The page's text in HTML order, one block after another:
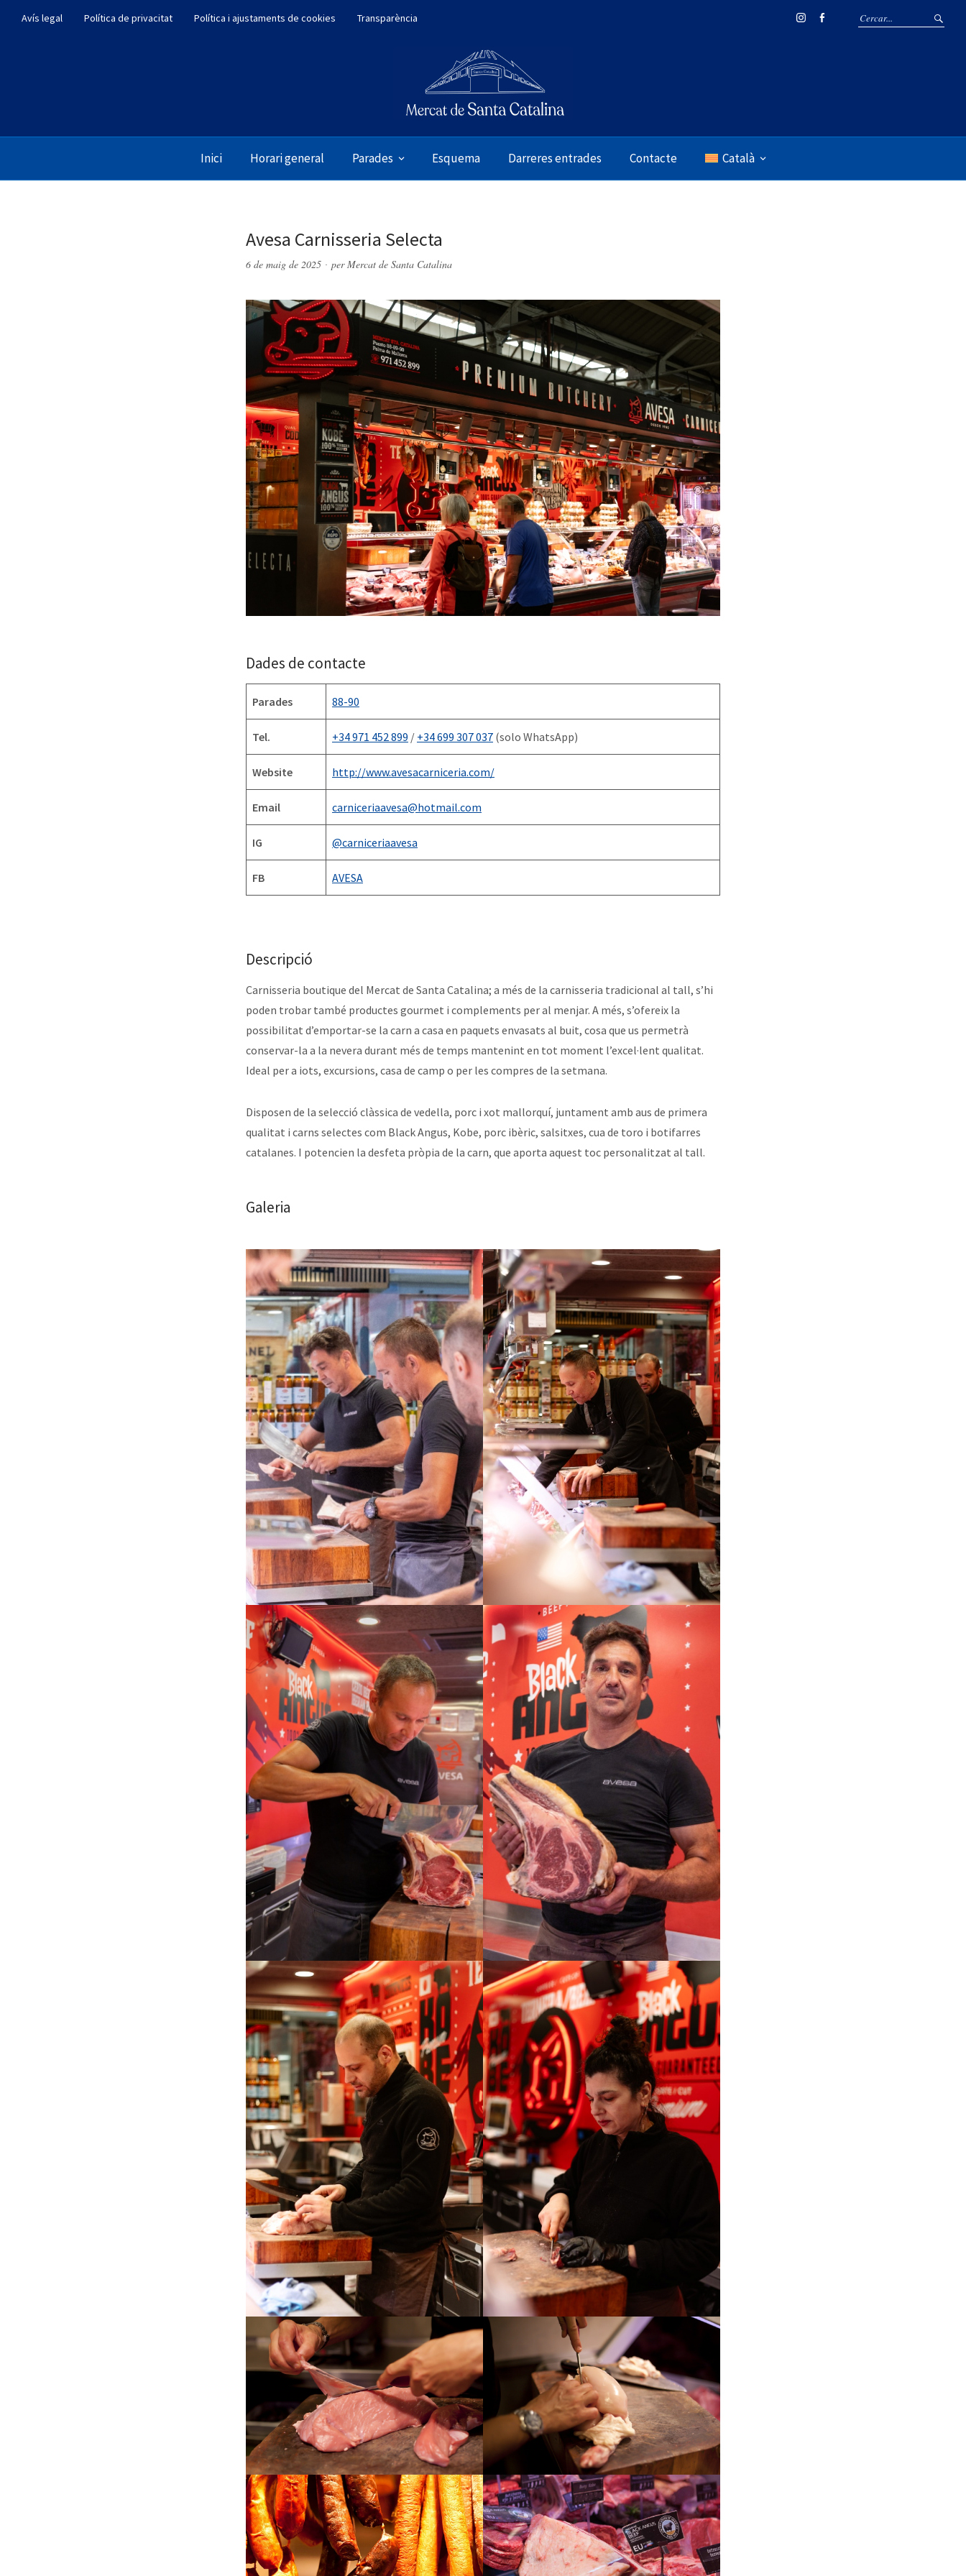
Avís legal Política de privacitat Política i ajustaments de cookies
Transparència
Inici Horari general Parades Esquema Darreres entrades Contacte Català
Avesa Carnisseria Selecta
6 de maig de 2025 perMercat de Santa Catalina
Dades de contacte
Parades 88-90
Tel. +34 971 452 899 / +34 699 307 037 (solo WhatsApp)
Website http://www.avesacarniceria.com/
Email carniceriaavesa@hotmail.com
IG @carniceriaavesa
FB AVESA
Descripció
Carnisseria boutique del Mercat de Santa Catalina; a més de la carnisseria tradicional al tall, s’hi
poden trobar també productes gourmet i complements per al menjar. A més, s’ofereix la
possibilitat d’emportar-se la carn a casa en paquets envasats al buit, cosa que us permetrà
conservar-la a la nevera durant més de temps mantenint en tot moment l’excel·lent qualitat.
Ideal per a iots, excursions, casa de camp o per les compres de la setmana.
Disposen de la selecció clàssica de vedella, porc i xot mallorquí, juntament amb aus de primera
qualitat i carns selectes com Black Angus, Kobe, porc ibèric, salsitxes, cua de toro i botifarres
catalanes. I potencien la desfeta pròpia de la carn, que aporta aquest toc personalitzat al tall.
Galeria